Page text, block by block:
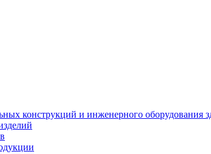
конструкций и инженерного оборудования